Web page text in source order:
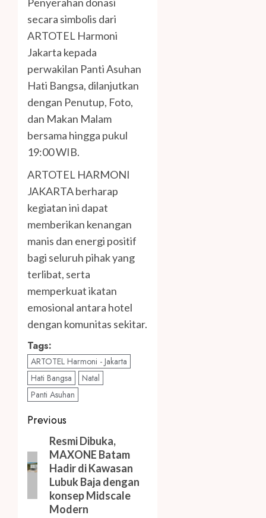
secara simbolis dari
ARTOTEL Harmoni
Jakarta kepada
perwakilan Panti Asuhan
Hati Bangsa, dilanjutkan
dengan Penutup, Foto,
dan Makan Malam
bersama hingga pukul
19:00 WIB.
ARTOTEL HARMONI
JAKARTA berharap
kegiatan ini dapat
memberikan kenangan
manis dan energi positif
bagi seluruh pihak yang
terlibat, serta
memperkuat ikatan
emosional antara hotel
dengan komunitas sekitar.
Tags:
ARTOTEL Harmoni - Jakarta
Hati Bangsa
Natal
Panti Asuhan
Post
navigation
Previous
Previous
post:
Resmi Dibuka,
MAXONE Batam
Hadir di Kawasan
Lubuk Baja dengan
konsep Midscale
Modern